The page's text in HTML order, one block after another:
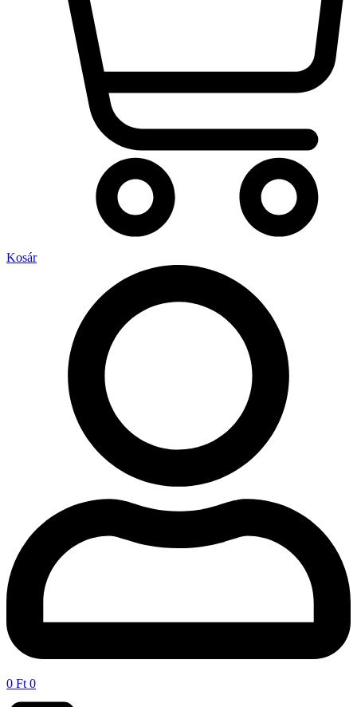
Kosár
0 Ft 0